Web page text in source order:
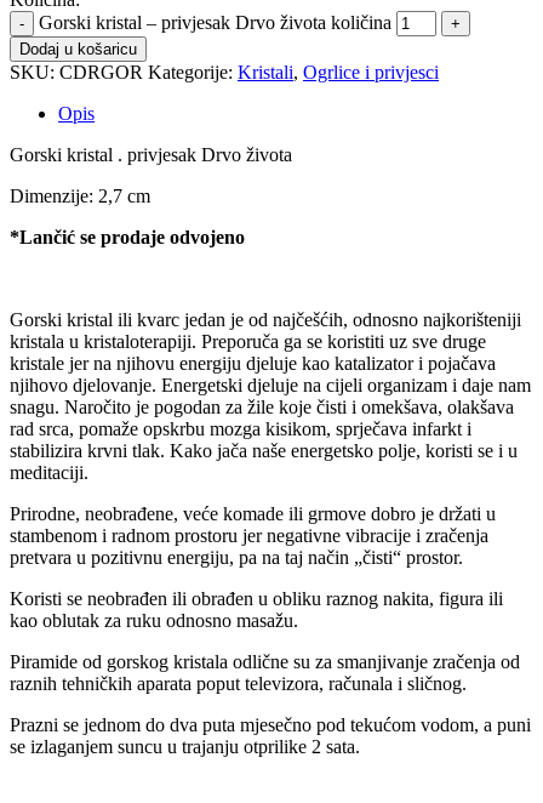
Gorski kristal – privjesak Drvo života količina
Dodaj u košaricu
SKU: CDRGOR Kategorije: Kristali, Ogrlice i privjesci
Opis
Gorski kristal . privjesak Drvo života
Dimenzije: 2,7 cm
*Lančić se prodaje odvojeno
Gorski kristal ili kvarc jedan je od najčešćih, odnosno najkorišteniji
kristala u kristaloterapiji. Preporuča ga se koristiti uz sve druge
kristale jer na njihovu energiju djeluje kao katalizator i pojačava
njihovo djelovanje. Energetski djeluje na cijeli organizam i daje nam
snagu. Naročito je pogodan za žile koje čisti i omekšava, olakšava
rad srca, pomaže opskrbu mozga kisikom, sprječava infarkt i
stabilizira krvni tlak. Kako jača naše energetsko polje, koristi se i u
meditaciji.
Prirodne, neobrađene, veće komade ili grmove dobro je držati u
stambenom i radnom prostoru jer negativne vibracije i zračenja
pretvara u pozitivnu energiju, pa na taj način „čisti“ prostor.
Koristi se neobrađen ili obrađen u obliku raznog nakita, figura ili
kao oblutak za ruku odnosno masažu.
Piramide od gorskog kristala odlične su za smanjivanje zračenja od
raznih tehničkih aparata poput televizora, računala i sličnog.
Prazni se jednom do dva puta mjesečno pod tekućom vodom, a puni
se izlaganjem suncu u trajanju otprilike 2 sata.